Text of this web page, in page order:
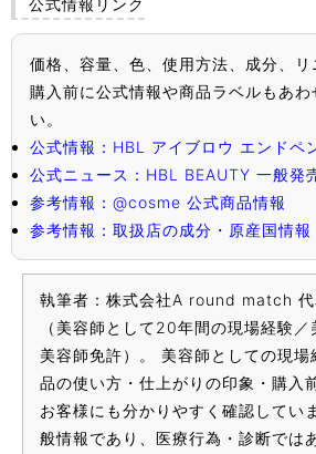
価格、容量、色、使用方法、成分、リ
購入前に公式情報や商品ラベルもあわ
い。
公式情報：HBL アイブロウ エンドペ
公式ニュース：HBL BEAUTY 一般発
参考情報：@cosme 公式商品情報
参考情報：取扱店の成分・原産国情報
執筆者：株式会社A round match
（美容師として20年間の現場経験
美容師免許）。 美容師としての現場
品の使い方・仕上がりの印象・購入
お客様にも分かりやすく確認してい
般情報であり、医療行為・診断では